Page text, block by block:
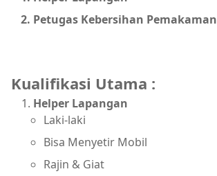
Petugas Kebersihan Pemakaman
Kualifikasi Utama :
Helper Lapangan
Laki-laki
Bisa Menyetir Mobil
Rajin & Giat